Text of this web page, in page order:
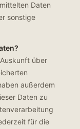
Daten
sonstige
über
außerdem
Daten zu
für die